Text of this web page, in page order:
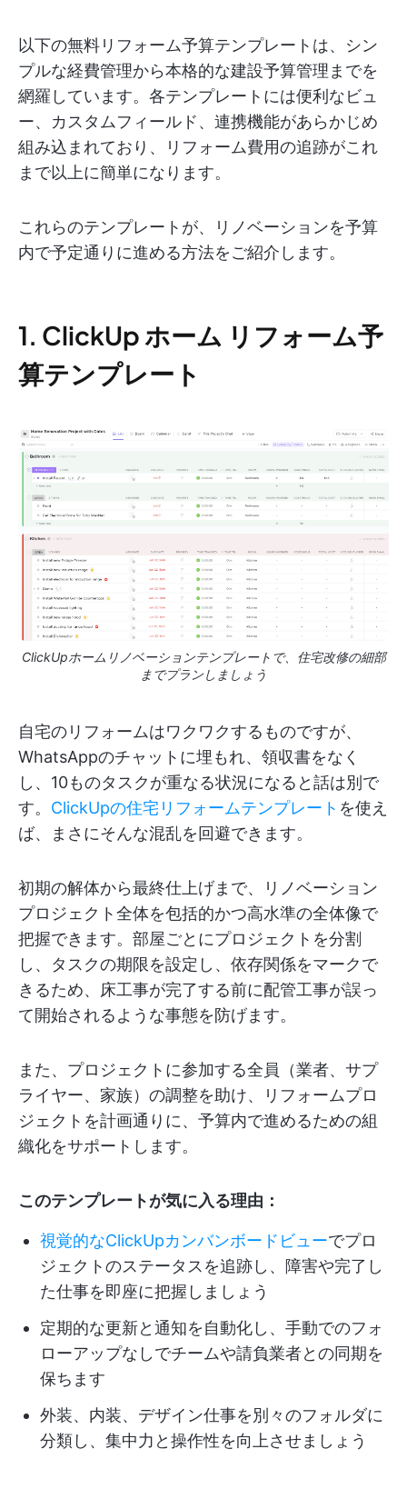
以下の無料リフォーム予算テンプレートは、シン
プルな経費管理から本格的な建設予算管理までを
網羅しています。各テンプレートには便利なビュ
ー、カスタムフィールド、連携機能があらかじめ
組み込まれており、リフォーム費用の追跡がこれ
まで以上に簡単になります。
これらのテンプレートが、リノベーションを予算
内で予定通りに進める方法をご紹介します。
1. ClickUp ホーム リフォーム予
算テンプレート
ClickUpホームリノベーションテンプレートで、住宅改修の細部
までプランしましょう
自宅のリフォームはワクワクするものですが、
WhatsAppのチャットに埋もれ、領収書をなく
し、10ものタスクが重なる状況になると話は別で
す。 ClickUpの住宅リフォームテンプレート を使え
ば、まさにそんな混乱を回避できます。
初期の解体から最終仕上げまで、リノベーション
プロジェクト全体を包括的かつ高水準の全体像で
把握できます。部屋ごとにプロジェクトを分割
し、タスクの期限を設定し、依存関係をマークで
きるため、床工事が完了する前に配管工事が誤っ
て開始されるような事態を防げます。
また、プロジェクトに参加する全員（業者、サプ
ライヤー、家族）の調整を助け、リフォームプロ
ジェクトを計画通りに、予算内で進めるための組
織化をサポートします。
このテンプレートが気に入る理由：
視覚的なClickUpカンバンボードビューでプロ
ジェクトのステータスを追跡し、障害や完了し
た仕事を即座に把握しましょう
定期的な更新と通知を自動化し、手動でのフォ
ローアップなしでチームや請負業者との同期を
保ちます
外装、内装、デザイン仕事を別々のフォルダに
分類し、集中力と操作性を向上させましょう